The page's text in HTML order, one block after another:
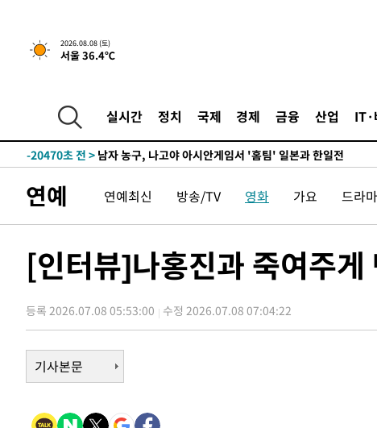
2026.08.08 (토)
서울 36.4℃
실시간 정치 국제 경제 금융 산업 IT·
1시간 전 >[속보]뉴욕증시 상승 마감…S&P 0.6% 나스닥 1.3%↑
-29119초 전 >강릉에 시간당 81.4㎜ 물폭탄…도로 잠기고 담벼락 붕괴
-22936초 전 >
선재도서 해루질 나섰다 실종 60대, 닷새 만에 숨진 채 발견
-20470초 전 >
-19846초 전 > 여수 오동도 해상서 모터보트 전복…1명 사망·1명 실종
주 날씨]
-13091초 전 >
축구협회 "압수수색·성접대 논란 사과…쇄신의 기회로 삼겠
-11608초 전 >[속보]'압수수색·성접대 논란' 축구협회 "실망과 걱정 안겨
1시간 전 >[속보]뉴욕증시 상승 마감…S&P 0.6% 나스닥 1.3%↑
-25226초 전 >백운산서 80년근 천종산삼 9뿌리 발견…감정가 1.3억원
-22936초 전 >선재도서 해루질 나섰다 실종 60대, 닷새 만에 숨진 채 발견
-20470초 전 >
-19846초 전 >여수 오동도 해상서 모터보트 전복…1명 사망·1명 실종
주 날씨]
연예 연예최신 방송/TV 영화 가요 드라마
[인터뷰]나홍진과 죽여주게
등록 2026.07.08 05:53:00 수정 2026.07.08 07:04:22
기사본문